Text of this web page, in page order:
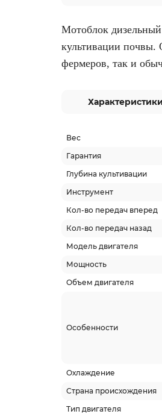
Мотоблок
культивации
фермеров, так и
Характеристики
Вес
Гарантия
Глубина культивации
Инструмент
Кол-во передач вперед
Кол-во передач назад
Модель двигателя
Мощность
Объем двигателя
Особенности
Охлаждение
Страна происхождения
Тип двигателя